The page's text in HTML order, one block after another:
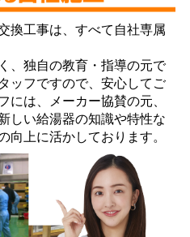
換工事は、すべて自社専属
、独自の教育・指導の元で
ッフですので、安心してご
は、メーカー協賛の元、
しい給湯器の知識や特性な
上に活かしております。